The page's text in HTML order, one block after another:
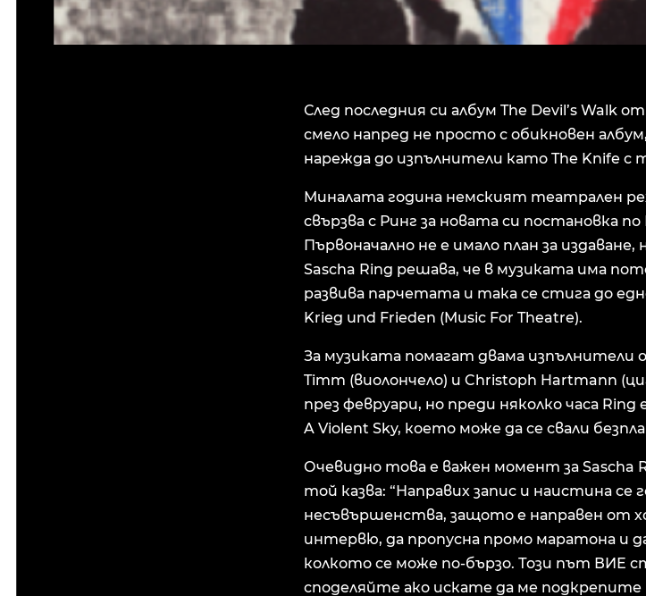
След последния си албум The Devil’s Walk
смело напред не просто с обикновен
нарежда до изпълнители като The Knife с
Миналата година немският театрален
свързва с Ринг за новата си постановка
Първоначално не е имало план за
Sascha Ring решава, че в музиката има
развива парчетата и така се стига до
Krieg und Frieden (Music For Theatre).
За музиката помагат двама изпълнители
Timm (виолончело) и Christoph Hartmann
през февруари, но преди няколко часа
A Violent Sky, което може да се свали
Очевидно това е важен момент за Sascha
той казва: “Направих запис и наистина се
несъвършенства, защото е направен от
интервю, да пропусна промо маратона и
колкото се може по-бързо. Този път ВИЕ
споделяйте ако искате да ме подкрепите